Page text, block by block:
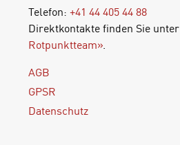
Telefon: +41 44 405 44 88
Direktkontakte finden Sie unter
Rotpunktteam».
AGB
GPSR
Datenschutz